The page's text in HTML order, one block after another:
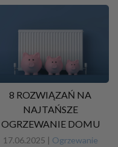
8 ROZWIĄZAŃ NA
NAJTAŃSZE
OGRZEWANIE DOMU
17.06.2025 | Ogrzewanie